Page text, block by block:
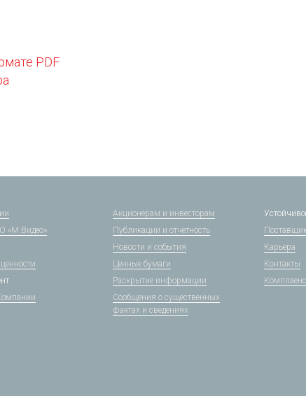
PDF
«М.Видео»
Акционерам и инвесторам
Публикации и отчетность
Новости и события
Ценные бумаги
Раскрытие информации
Сообщения о существенных
фактах и сведениях
Карьера
Контакты